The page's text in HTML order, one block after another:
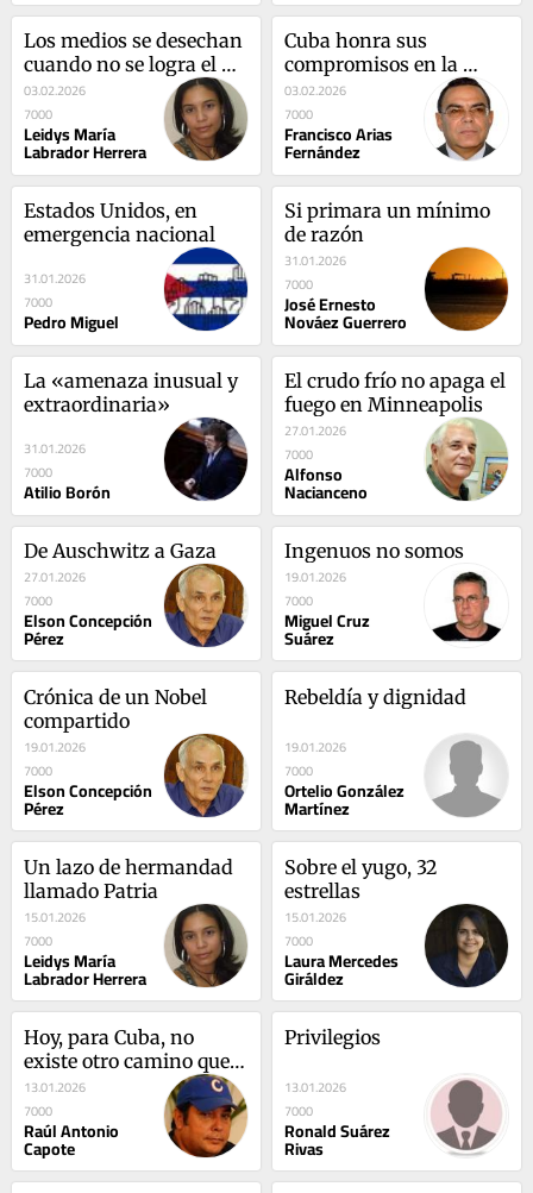
Los medios se desechan
cuando no se logra el
fin
03.02.2026
7000
Leidys María
Labrador Herrera
Cuba honra sus
compromisos en la
lucha contra el
narcotráfico
03.02.2026
7000
Francisco Arias
Fernández
Estados Unidos, en
emergencia nacional
31.01.2026
7000
Pedro Miguel
Si primara un mínimo
de razón
31.01.2026
7000
José Ernesto
Nováez Guerrero
La «amenaza inusual y
extraordinaria»
31.01.2026
7000
Atilio Borón
El crudo frío no apaga el
fuego en Minneapolis
27.01.2026
7000
Alfonso
Nacianceno
De Auschwitz a Gaza
27.01.2026
7000
Elson Concepción
Pérez
Ingenuos no somos
19.01.2026
7000
Miguel Cruz
Suárez
Crónica de un Nobel
compartido
19.01.2026
7000
Elson Concepción
Pérez
Rebeldía y dignidad
19.01.2026
7000
Ortelio González
Martínez
Un lazo de hermandad
llamado Patria
15.01.2026
7000
Leidys María
Labrador Herrera
Sobre el yugo, 32
estrellas
15.01.2026
7000
Laura Mercedes
Giráldez
Hoy, para Cuba, no
existe otro camino que
el de siempre
13.01.2026
7000
Raúl Antonio
Capote
Privilegios
13.01.2026
7000
Ronald Suárez
Rivas